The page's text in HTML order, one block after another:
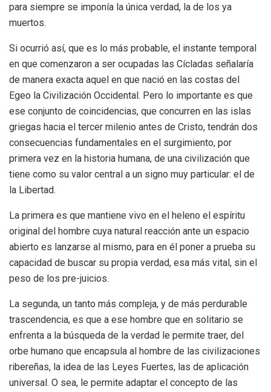
para siempre se imponía la única verdad, la de los ya
muertos.
Si ocurrió así, que es lo más probable, el instante temporal
en que comenzaron a ser ocupadas las Cícladas señalaría
de manera exacta aquel en que nació en las costas del
Egeo la Civilización Occidental. Pero lo importante es que
ese conjunto de coincidencias, que concurren en las islas
griegas hacia el tercer milenio antes de Cristo, tendrán dos
consecuencias fundamentales en el surgimiento, por
primera vez en la historia humana, de una civilización que
tiene como su valor central a un signo muy particular: el de
la Libertad.
La primera es que mantiene vivo en el heleno el espíritu
original del hombre cuya natural reacción ante un espacio
abierto es lanzarse al mismo, para en él poner a prueba su
capacidad de buscar su propia verdad, esa más vital, sin el
peso de los pre-juicios.
La segunda, un tanto más compleja, y de más perdurable
trascendencia, es que a ese hombre que en solitario se
enfrenta a la búsqueda de la verdad le permite traer, del
orbe humano que encapsula al hombre de las civilizaciones
ribereñas, la idea de las Leyes Fuertes, las de aplicación
universal. O sea, le permite adaptar el concepto de las